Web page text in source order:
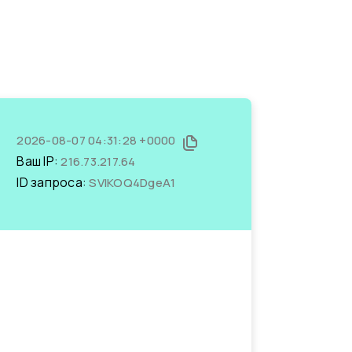
2026-08-07 04:31:28 +0000
Ваш IP:216.73.217.64
ID запроса:SVIKOQ4DgeA1